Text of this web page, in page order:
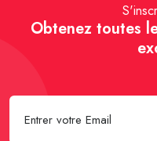
Obtenez toutes